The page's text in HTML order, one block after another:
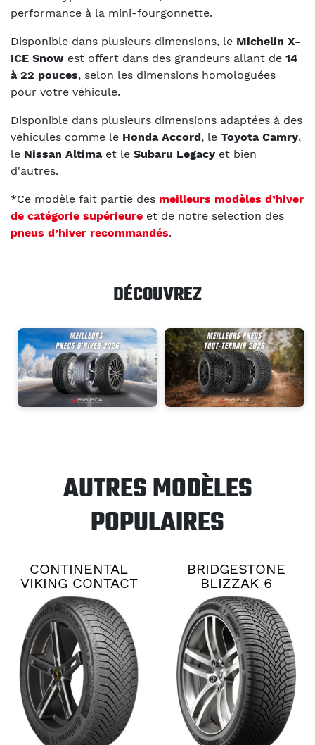
performance à la mini-fourgonnette.
Disponible dans plusieurs dimensions, le Michelin X-
ICE Snow est offert dans des grandeurs allant de 14
à 22 pouces, selon les dimensions homologuées
pour votre véhicule.
Disponible dans plusieurs dimensions adaptées à des
véhicules comme le Honda Accord, le Toyota Camry,
le Nissan Altimaet le Subaru Legacy et bien
d'autres.
*Ce modèle fait partie des meilleurs modèles d’hiver
de catégorie supérieure et de notre sélection des
pneus d’hiver recommandés.
DÉCOUVREZ
AUTRES MODÈLES
POPULAIRES
CONTINENTAL
VIKING CONTACT
8
BRIDGESTONE
BLIZZAK 6